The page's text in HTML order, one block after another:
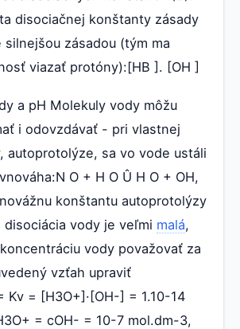
disociačnej konštanty zásady
silnejšou zásadou (tým ma
viazať protóny):[HB ]. [OH ]
a pH Molekuly vody môžu
i odovzdávať - pri vlastnej
autoprotolýze, sa vo vode ustáli
O + H O Û H O + OH,
konštantu autoprotolýzy
disociácia vody je veľmi malá,
vody považovať za
vzťah upraviť
Kv = [H3O+]·[OH-] = 1.10-14
= cOH- = 10-7 mol.dm-3,